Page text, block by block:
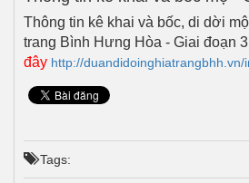
Thông tin kê khai và bốc, di dời
trang Bình Hưng Hòa - Giai đoạn 3
đây http://
Tags: